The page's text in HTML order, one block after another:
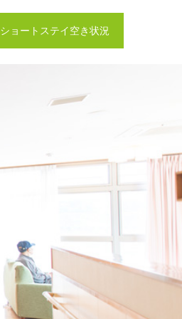
ショートステイ空き状況